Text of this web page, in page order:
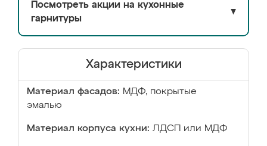
Посмотреть акции на кухонные
гарнитуры
▼
Характеристики
Материал фасадов: МДФ, покрытые
эмалью
Материал корпуса кухни: ЛДСП или МДФ